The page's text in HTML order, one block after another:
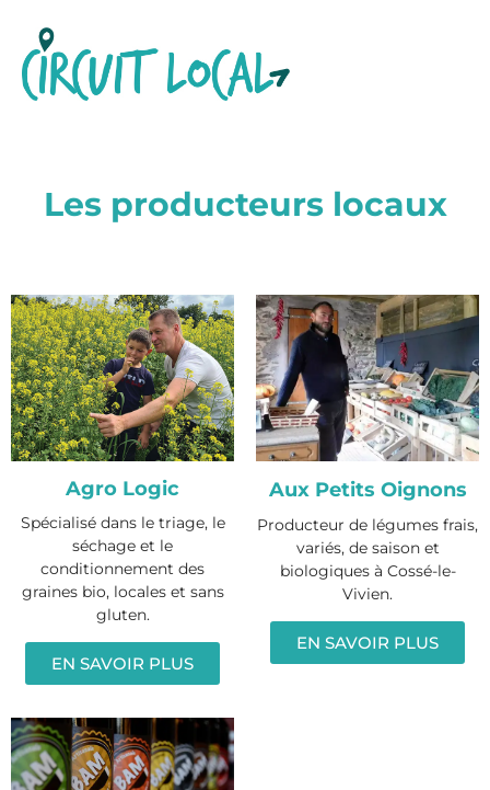
Les producteurs locaux
Agro Logic
Spécialisé dans le triage, le
séchage et le
conditionnement des
graines bio, locales et sans
gluten.
EN SAVOIR PLUS
Aux Petits Oignons
Producteur de légumes frais,
variés, de saison et
biologiques à Cossé-le-
Vivien.
EN SAVOIR PLUS